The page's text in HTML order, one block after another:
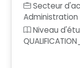
Secteur
Administration
Niveau